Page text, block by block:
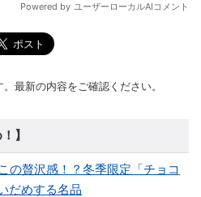
最新の内容をご確認ください。
】
の贅沢感！？冬季限定「チョコ
だめする名品